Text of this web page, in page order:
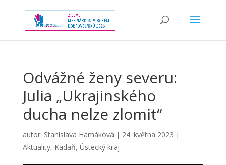
Odvážné ženy severu:
Julia „Ukrajinského
ducha nelze zlomit“
autor: Stanislava Hamáková | 24. května 2023 |
Aktuality, Kadaň, Ústecký kraj